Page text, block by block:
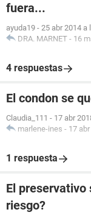
fuera...
ayuda19 - 25 abr 2014 a
DRA. MARNET - 16
4 respuestas
El condon se
Claudia_111 - 17 abr
marlene-ines - 17
1 respuesta
El preservativo
riesgo?